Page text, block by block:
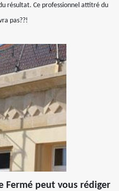
résultat. Ce professionnel attitré du
pas??!
Fermé peut vous rédiger